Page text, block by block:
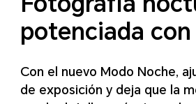
potenciada con
Con el nuevo Modo Noche,
de exposición y deja que la